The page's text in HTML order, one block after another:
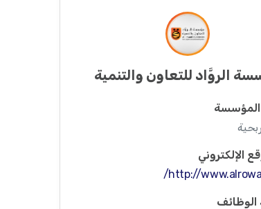
الروَّاد للتعاون والتنمية
المؤسسة
الإلكتروني
http://